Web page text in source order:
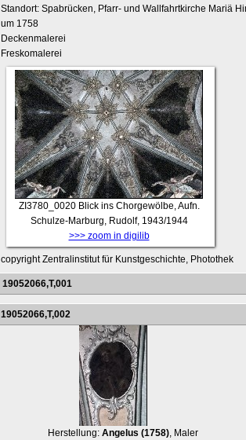
Standort: Spabrücken, Pfarr- und Wallfahrtkirche Mariä
um 1758
Deckenmalerei
Freskomalerei
ZI3780_0020 Blick ins Chorgewölbe, Aufn.
Schulze-Marburg, Rudolf, 1943/1944
>>> zoom in digilib
copyright Zentralinstitut für Kunstgeschichte, Photothek
19052066,T,001
19052066,T,002
Herstellung: Angelus (1758), Maler